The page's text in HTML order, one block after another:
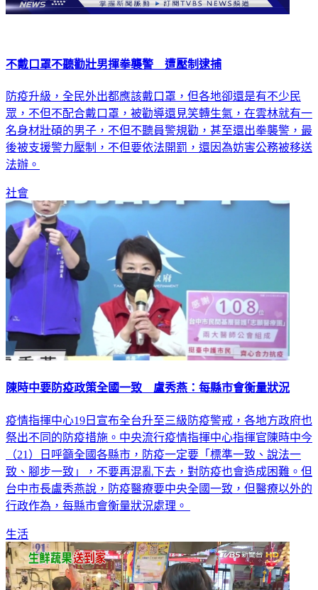
防疫升級，全民外出都應該戴口罩，但各地卻還是有不少民
眾，不但不配合戴口罩，被勸導還見笑轉生氣，在雲林就有一
名身材壯碩的男子，不但不聽員警規勸，甚至還出拳襲警，最
後被支援警力壓制，不但要依法開罰，還因為妨害公務被移送
社會
疫情指揮中心19日宣布全台升至三級防疫警戒，各地方政府也
祭出不同的防疫措施。中央流行疫情指揮中心指揮官陳時中今
（21）日呼籲全國各縣市，防疫一定要「標準一致、說法一
致、腳步一致」，不要再混亂下去，對防疫也會造成困難。但
台中市長盧秀燕說，防疫醫療要中央全國一致，但醫療以外的
生活